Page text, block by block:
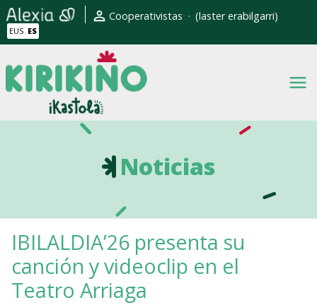
Pasar al contenido principalErabiltzaile kontuaren
Cooperativistas (laster erabilgarri)
EUS ES
Noticias
IBILALDIA’26 presenta su
canción y videoclip en el
Teatro Arriaga